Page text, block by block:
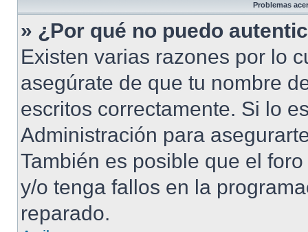
Problemas
» ¿Por qué no puedo
Existen varias razones por lo
asegúrate de que tu nombre
escritos correctamente. Si lo
Administración para
También es posible que el
y/o tenga fallos en la
reparado.